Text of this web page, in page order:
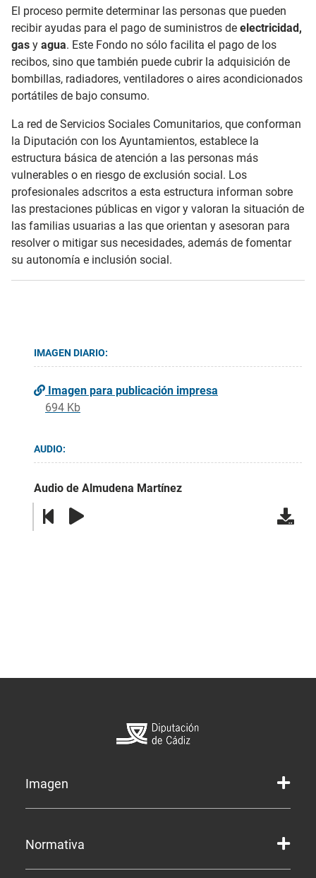
El proceso permite determinar las personas que pueden
recibir ayudas para el pago de suministros de electricidad,
gas y agua. Este Fondo no sólo facilita el pago de los
recibos, sino que también puede cubrir la adquisición de
bombillas, radiadores, ventiladores o aires acondicionados
portátiles de bajo consumo.
La red de Servicios Sociales Comunitarios, que conforman
la Diputación con los Ayuntamientos, establece la
estructura básica de atención a las personas más
vulnerables o en riesgo de exclusión social. Los
profesionales adscritos a esta estructura informan sobre
las prestaciones públicas en vigor y valoran la situación de
las familias usuarias a las que orientan y asesoran para
resolver o mitigar sus necesidades, además de fomentar
su autonomía e inclusión social.
IMAGEN DIARIO:
Imagen para publicación impresa
694 Kb
AUDIO:
Audio de Almudena Martínez
Imagen
Normativa